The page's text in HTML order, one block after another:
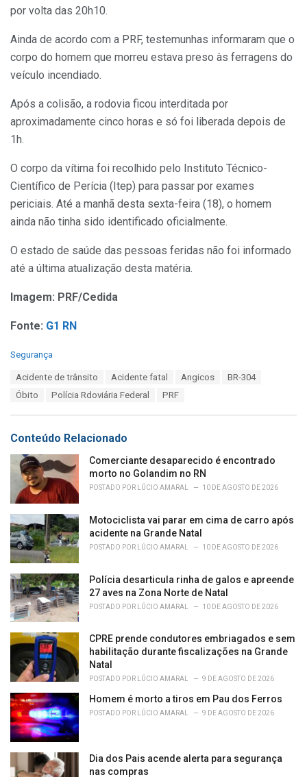
por volta das 20h10.
Ainda de acordo com a PRF, testemunhas informaram que o
corpo do homem que morreu estava preso às ferragens do
veículo incendiado.
Após a colisão, a rodovia ficou interditada por
aproximadamente cinco horas e só foi liberada depois de
1h.
O corpo da vítima foi recolhido pelo Instituto Técnico-
Científico de Perícia (Itep) para passar por exames
periciais. Até a manhã desta sexta-feira (18), o homem
ainda não tinha sido identificado oficialmente.
O estado de saúde das pessoas feridas não foi informado
até a última atualização desta matéria.
Imagem: PRF/Cedida
Fonte: G1 RN
C
i
e
Segurança
Acidente de trânsito Acidente fatal Angicos
BR-304
Óbito
Polícia Rdoviária Federal PRF
Conteúdo Relacionado
Comerciante desaparecido é encontrado
morto no Golandim no RN
POSTADO POR LÚCIO AMARAL 10 DE AGOSTO DE 2026
Motociclista vai parar em cima de carro após
acidente na Grande Natal
POSTADO POR LÚCIO AMARAL 10 DE AGOSTO DE 2026
Polícia desarticula rinha de galos e apreende
27 aves na Zona Norte de Natal
POSTADO POR LÚCIO AMARAL 10 DE AGOSTO DE 2026
CPRE prende condutores embriagados e sem
habilitação durante fiscalizações na Grande
Natal
POSTADO POR LÚCIO AMARAL 9 DE AGOSTO DE 2026
Homem é morto a tiros em Pau dos Ferros
POSTADO POR LÚCIO AMARAL 9 DE AGOSTO DE 2026
Dia dos Pais acende alerta para segurança
nas compras